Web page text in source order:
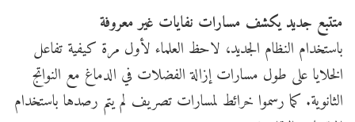
متتبع جديد يكشف مسارات نفايات غير معروفة
باستخدام النظام الجديد، لاحظ العلماء لأول مرة كيفية تفاعل
الخلايا على طول مسارات إزالة الفضلات في الدماغ مع النواتج
الثانوية. كما رسموا خرائط لمسارات تصريف لم يتم رصدها باستخدام